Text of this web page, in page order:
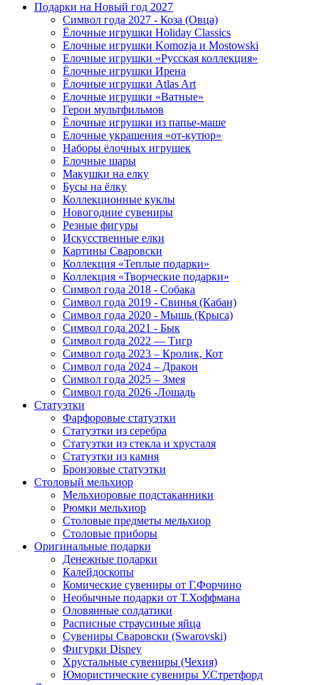
Подарки на Новый год 2027
Символ года 2027 - Коза (Овца)
Ёлочные игрушки Holiday Classics
Елочные игрушки Komozja и Mostowski
Елочные игрушки «Русская коллекция»
Ёлочные игрушки Ирена
Ёлочные игрушки Atlas Art
Елочные игрушки «Ватные»
Герои мультфильмов
Ёлочные игрушки из папье-маше
Елочные украшения «от-кутюр»
Наборы ёлочных игрушек
Елочные шары
Макушки на елку
Бусы на ёлку
Коллекционные куклы
Новогодние сувениры
Резные фигуры
Искусственные елки
Картины Сваровски
Коллекция «Теплые подарки»
Коллекция «Творческие подарки»
Символ года 2018 - Собака
Символ года 2019 - Свинья (Кабан)
Символ года 2020 - Мышь (Крыса)
Символ года 2021 - Бык
Символ года 2022 — Тигр
Символ года 2023 – Кролик, Кот
Символ года 2024 – Дракон
Символ года 2025 – Змея
Символ года 2026 -Лошадь
Статуэтки
Фарфоровые статуэтки
Статуэтки из серебра
Статуэтки из стекла и хрусталя
Статуэтки из камня
Бронзовые статуэтки
Столовый мельхиор
Мельхиоровые подстаканники
Рюмки мельхиор
Столовые предметы мельхиор
Столовые приборы
Оригинальные подарки
Денежные подарки
Калейдоскопы
Комические сувениры от Г.Форчино
Необычные подарки от Т.Хоффмана
Оловянные солдатики
Расписные страусиные яйца
Сувениры Сваровски (Swarovski)
Фигурки Disney
Хрустальные сувениры (Чехия)
Юмористические сувениры У.Стретфорд